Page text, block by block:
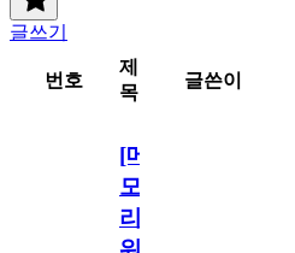
글쓰기
번호
제
목
글쓴이
[메
모
리